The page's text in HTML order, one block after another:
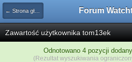
← Strona główna
Zawartość użytkownika tom13ek
Odnotowano 4 pozycji
(Rezultat wyszukiwania